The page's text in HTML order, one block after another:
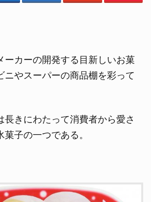
ーカーの開発する目新しいお菓
ニやスーパーの商品棚を彩って
長きにわたって消費者から愛さ
子の一つである。